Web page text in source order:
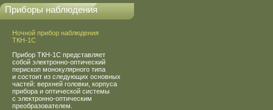
Приборы наблюдения
Ночной прибор наблюдения
ТКН-1С
Прибор ТКН-1С представляет
собой электронно-оптический
перископ монокулярного типа
и состоит из следующих основных
частей: верхней головки, корпуса
прибора и оптической системы
с электронно-оптическим
преобразователем.